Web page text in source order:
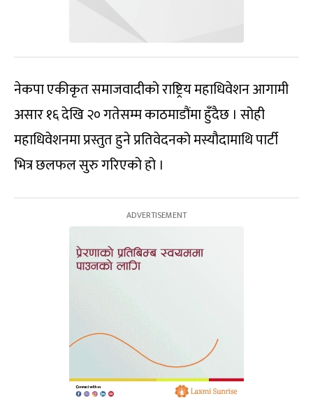
नेकपा एकीकृत समाजवादीको राष्ट्रिय महाधिवेशन आगामी
असार १६ देखि २० गतेसम्म काठमाडौंमा हुँदैछ । सोही
महाधिवेशनमा प्रस्तुत हुने प्रतिवेदनको मस्यौदामाथि पार्टी
भित्र छलफल सुरु गरिएको हो ।